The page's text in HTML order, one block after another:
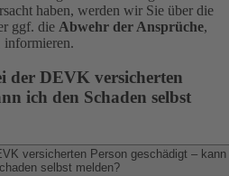
haben, werden wir Sie über die
ggf. die Abwehr der Ansprüche,
informieren.
der DEVK versicherten
ich den Schaden selbst
versicherten Person geschädigt – kann
selbst melden?